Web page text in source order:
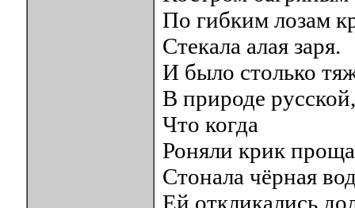
По гибким лозам
Стекала алая заря.
И было столько
В природе русской,
Что когда
Роняли крик
Стонала чёрная
Ей откликались